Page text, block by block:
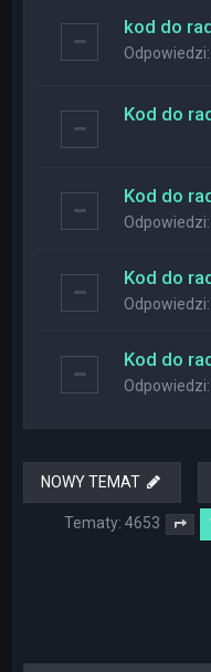
kod do
Odpowiedzi:
Kod do
Kod do
Odpowiedzi:
Kod do
Odpowiedzi:
Kod do
Odpowiedzi:
NOWY TEMAT
Tematy: 4653